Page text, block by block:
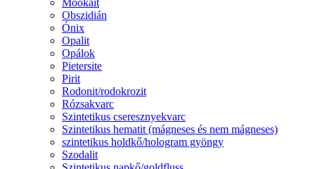
Mookait
Obszidián
Ónix
Opalit
Opálok
Pietersite
Pirit
Rodonit/rodokrozit
Rózsakvarc
Szintetikus cseresznyekvarc
Szintetikus hematit (mágneses és nem mágneses)
szintetikus holdkő/hologram gyöngy
Szodalit